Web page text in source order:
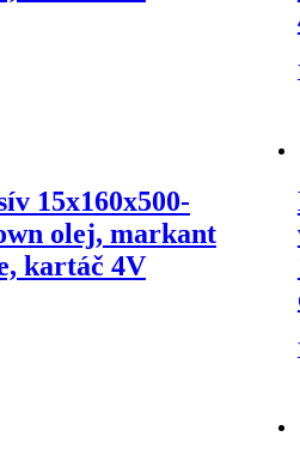
15x160x500-
olej, markant
kartáč 4V